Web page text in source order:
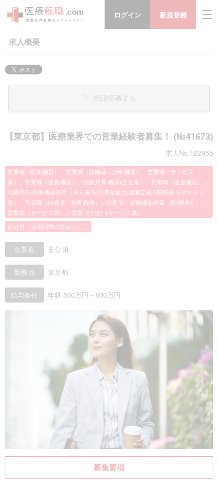
ログイン 新規登録
求人概要
【東京都】医療業界での営業経験者募集！ (№41673)
求人No.122955
営業職（医療機器）、営業職（診断薬・診断機器）、営業職（サービス
系）、営業職（医療機器）／治療用具/機器(立会系）、営業職（医療機器）／
治療用具/医療機器営業（非立会系/創傷被覆/血糖測定器/ME機器/モダリティ
系）、営業職（診断薬・診断機器）／診断薬・診断機器営業（DMR含む）、
営業職（サービス系）／営業 その他（サービス系）
正社員（雇用期間の定めなし）
企業名 非公開
勤務地 東京都
給与条件 年収 500万円～800万円
募集要項